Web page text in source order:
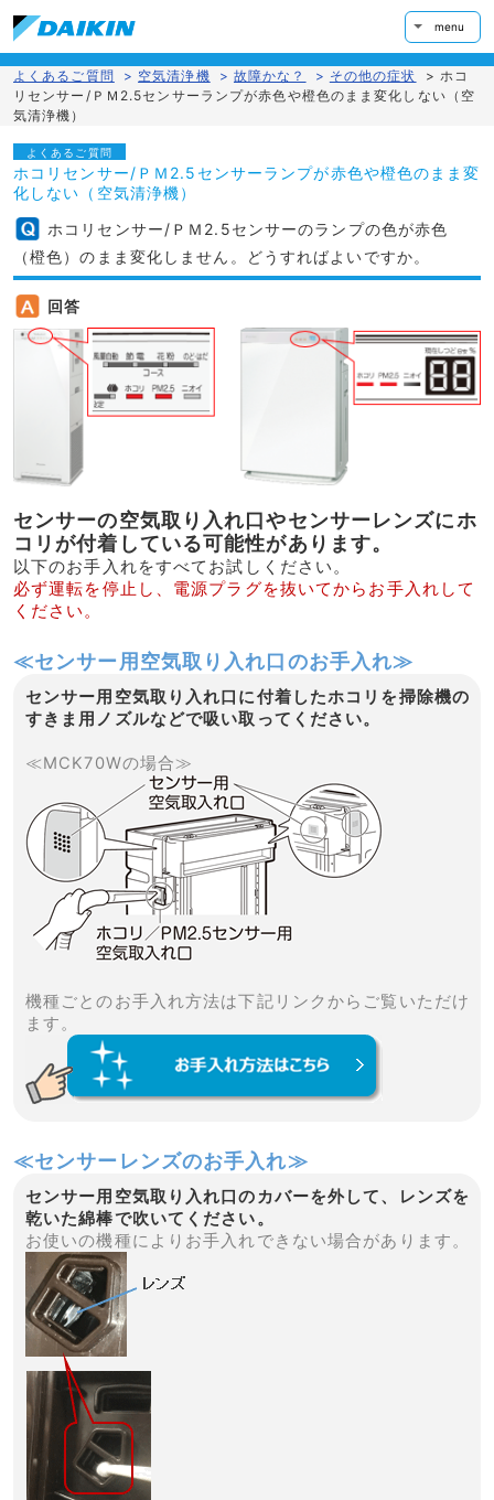
menu
よくあるご質問 > 空気清浄機 > 故障かな？ > その他の症状 > ホコ
リセンサー/ＰＭ2.5センサーランプが赤色や橙色のまま変化しない（空
気清浄機）
よくあるご質問
ホコリセンサー/ＰＭ2.5センサーランプが赤色や橙色のまま変
化しない（空気清浄機）
ホコリセンサー/ＰＭ2.5センサーのランプの色が赤色
（橙色）のまま変化しません。どうすればよいですか。
回答
センサーの空気取り入れ口やセンサーレンズにホ
コリが付着している可能性があります。
以下のお手入れをすべてお試しください。
必ず運転を停止し、電源プラグを抜いてからお手入れして
ください。
≪センサー用空気取り入れ口のお手入れ≫
センサー用空気取り入れ口に付着したホコリを掃除機の
すきま用ノズルなどで吸い取ってください。
≪MCK70Wの場合≫
機種ごとのお手入れ方法は下記リンクからご覧いただけ
ます。
≪センサーレンズのお手入れ≫
センサー用空気取り入れ口のカバーを外して、レンズを
乾いた綿棒で吹いてください。
お使いの機種によりお手入れできない場合があります。